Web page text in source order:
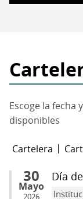
Recoleta
Escoge la fecha
disponibles
Cartelera
30
Mayo
2026
Día